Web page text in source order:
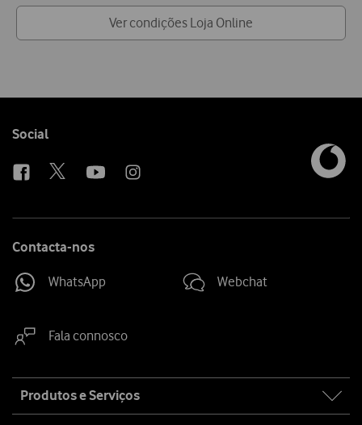
Ver condições Loja Online
Follow
Social
Contacta-nos
WhatsApp Webchat
Fala connosco
map
Produtos e Serviços